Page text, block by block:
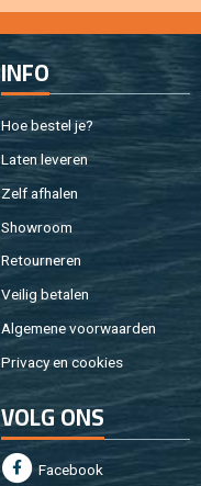
INFO
Hoe be­stel je?
Laten le­ve­ren
Zelf af­ha­len
Show­room
Re­tour­ne­ren
Vei­lig be­ta­len
Al­ge­me­ne voor­waar­den
Pri­va­cy en coo­kies
VOLG ONS
Fa­cebook